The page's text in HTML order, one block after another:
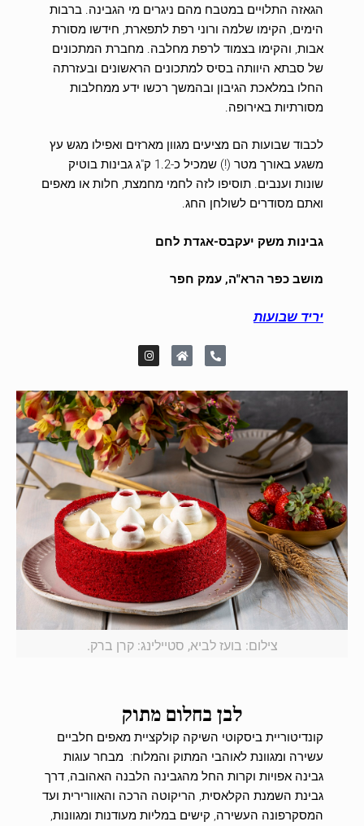
הגאזה התלויים במטבח מהם ניגרים מי הגבינה. ברבות
הימים, הקימו שלמה ורוני רפת לתפארת, חידשו מסורת
אבות, והקימו בצמוד לרפת מחלבה. מחברת המתכונים
של סבתא היוותה בסיס למתכונים הראשונים ובעזרתה
החלו במלאכת הגיבון ובהמשך רכשו ידע ממחלבות
מסורתיות באירופה.
לכבוד שבועות הם מציעים מגוון מארזים ואפילו מגש עץ
משגע באורך מטר (!) שמכיל כ-1.2 ק"ג גבינות בוטיק
שונות וענבים. תוסיפו לזה לחמי מחמצת, חלות או מאפים
ואתם מסודרים לשולחן החג.
גבינות משק יעקבס-אגדת לחם
מושב כפר הרא"ה, עמק חפר
יריד שבועות
צילום: בועז לביא, סטיילינג: קרן ברק.
לבן בחלום מתוק
קונדיטוריית ביסקוטי השיקה קולקציית מאפים חלביים
עשירה ומגוונת לאוהבי המתוק והמלוח: מבחר עוגות
גבינה אפויות וקרות החל מהגבינה הלבנה האהובה, דרך
גבינת השמנת הקלאסית, הריקוטה הרכה והאוורירית ועד
המסקרפונה העשירה, קישים במליות מעודנות ומגוונות,